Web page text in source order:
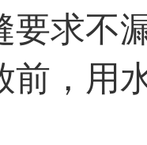
要求不
前，用